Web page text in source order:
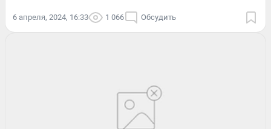
6 апреля, 2024, 16:33 1 066 Обсудить